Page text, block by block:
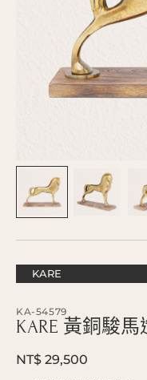
KARE
KA-54579
KARE 黃銅駿
NT$ 29,500